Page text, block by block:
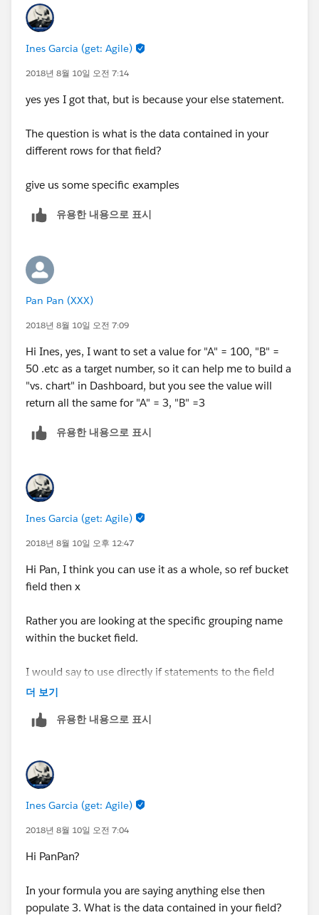
Ines Garcia (get: Agile)
2018년 8월 10일 오전 7:14
yes yes I got that, but is because your else statement.
The question is what is the data contained in your
different rows for that field?
give us some specific examples
유용한 내용으로 표시
Pan Pan (XXX)
2018년 8월 10일 오전 7:09
Hi Ines, yes, I want to set a value for "A" = 100, "B" =
50 .etc as a target number, so it can help me to build a
"vs. chart" in Dashboard, but you see the value will
return all the same for "A" = 3, "B" =3
유용한 내용으로 표시
Ines Garcia (get: Agile)
2018년 8월 10일 오후 12:47
Hi Pan, I think you can use it as a whole, so ref bucket
field then x
Rather you are looking at the specific grouping name
within the bucket field.
I would say to use directly if statements to the field
itself that you are grouping.
더 보기
유용한 내용으로 표시
Ines Garcia (get: Agile)
2018년 8월 10일 오전 7:04
Hi PanPan?
In your formula you are saying anything else then
populate 3. What is the data contained in your field?